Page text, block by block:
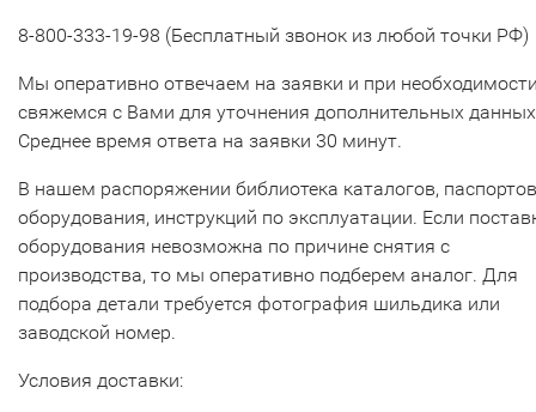
8-800-333-19-98 (Бесплатный звонок из любой точки РФ)
Мы оперативно отвечаем на заявки и при
свяжемся с Вами для уточнения дополнительных
Среднее время ответа на заявки 30 минут.
В нашем распоряжении библиотека каталогов, паспортов
оборудования, инструкций по эксплуатации. Если
оборудования невозможна по причине снятия с
производства, то мы оперативно подберем аналог. Для
подбора детали требуется фотография шильдика или
заводской номер.
Условия доставки: